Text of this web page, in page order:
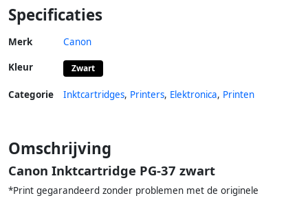
Specificaties
Merk Canon
Kleur Zwart
Categorie Inktcartridges, Printers, Elektronica, Printen
Omschrijving
Canon Inktcartridge PG-37 zwart
*Print gegarandeerd zonder problemen met de originele